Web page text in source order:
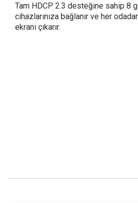
Tam HDCP 2.3 desteğine sahip 8
cihazlarınıza bağlanır ve her
ekranı çıkarır.